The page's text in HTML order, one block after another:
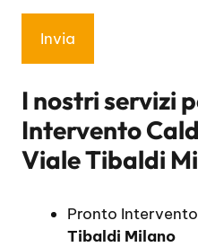
I nostri servizi
Intervento
Viale Tibaldi
Pronto
Tibaldi Milano